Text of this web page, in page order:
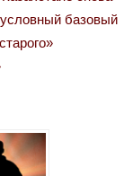
базовый